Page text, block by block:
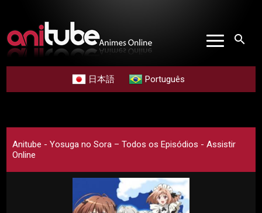
search
日本語 Português
Anitube - Yosuga no Sora – Todos os Episódios - Assistir
Online